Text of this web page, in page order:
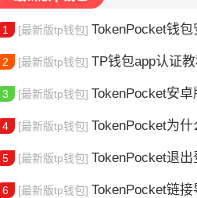
1 [最新版tp钱包] TokenPocket钱包安全
2 [最新版tp钱包] TP钱包app认证教程，手
3 [最新版tp钱包] TokenPocket安卓版网址是
4 [最新版tp钱包] TokenPocket为什么被
5 [最新版tp钱包] TokenPocket退出登录方
6 [最新版tp钱包] TokenPocket链接导入